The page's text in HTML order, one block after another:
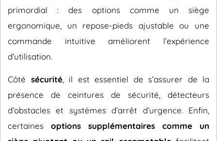
primordial : des options comme un siège
ergonomique, un repose-pieds ajustable ou une
commande intuitive améliorent l’expérience
d’utilisation.
Côté sécurité, il est essentiel de s’assurer de la
présence de ceintures de sécurité, détecteurs
d’obstacles et systèmes d’arrêt d’urgence. Enfin,
certaines options supplémentaires comme un